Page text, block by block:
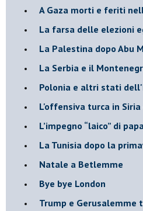
A Gaza morti e feriti
La farsa delle elezioni
La Palestina dopo Abu
La Serbia e il
Polonia e altri stati
L'offensiva turca in
L’impegno “laico” di
La Tunisia dopo la
Natale a Betlemme
Bye bye London
Trump e Gerusalemme